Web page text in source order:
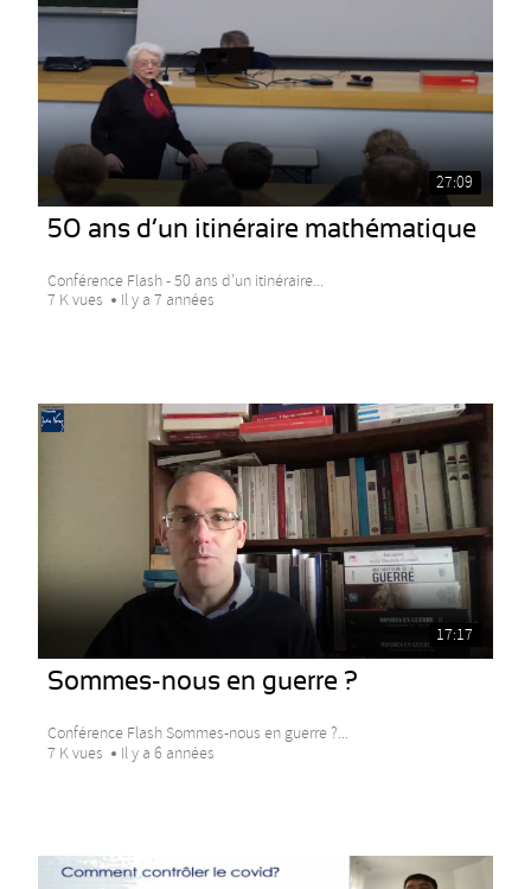
27:09
50 ans d’un itinéraire mathématique
Conférence Flash - 50 ans d’un itinéraire...
7 K vues
Il y a 7 années
17:17
Sommes-nous en guerre ?
Conférence Flash Sommes-nous en guerre ?...
7 K vues
Il y a 6 années